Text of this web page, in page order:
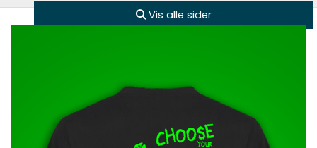
Vis alle sider